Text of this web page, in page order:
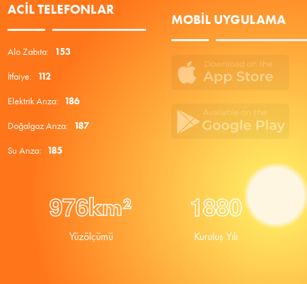
ACIL TELEFONLAR
Alo Zabıta: 153
İtfaiye: 112
Elektrik Arıza: 186
Doğalgaz Arıza: 187
Su Arıza: 185
MOBIL UYGULAMA
976km²
Yüzölçümü
1880
Kuruluş Yılı